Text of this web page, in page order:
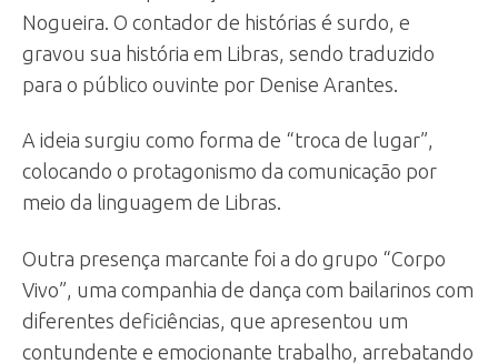
Nogueira. O contador de histórias é surdo, e
gravou sua história em Libras, sendo traduzido
para o público ouvinte por Denise Arantes.
A ideia surgiu como forma de “troca de lugar”,
colocando o protagonismo da comunicação por
meio da linguagem de Libras.
Outra presença marcante foi a do grupo “Corpo
Vivo”, uma companhia de dança com bailarinos com
diferentes deficiências, que apresentou um
contundente e emocionante trabalho, arrebatando